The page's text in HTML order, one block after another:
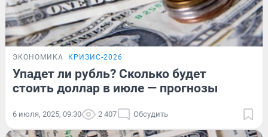
ЭКОНОМИКА КРИЗИС-2026
Упадет ли рубль? Сколько будет
стоить доллар в июле — прогнозы
6 июля, 2025, 09:30 2 407 Обсудить